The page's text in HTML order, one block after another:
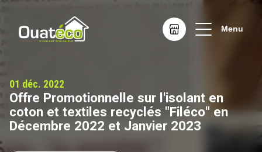
Menu
Offre Promotionnelle sur l'isolant en
coton et textiles recyclés "Filéco" en
Décembre 2022 et Janvier 2023